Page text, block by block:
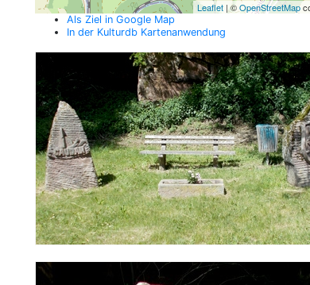
Leaflet | ©OpenStreetMap
Als Ziel in Google Map
In der Kulturdb Kartenanwendung